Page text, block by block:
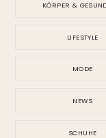
KÖRPER &
LIFESTYLE
MODE
NEWS
SCHUHE